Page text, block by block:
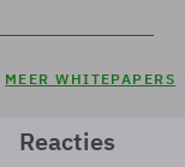
MEER WHITEPAPERS
Reacties